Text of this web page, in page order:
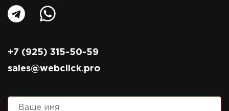
+7 (925) 315-50-59
sales@webclick.pro